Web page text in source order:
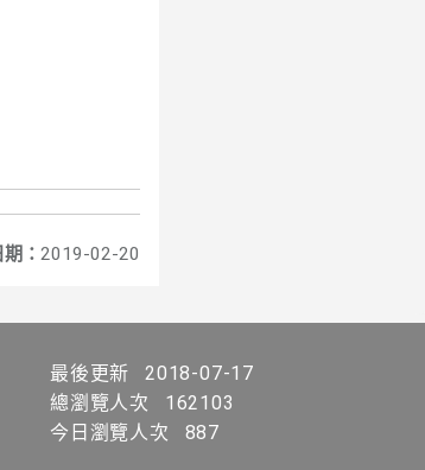
： 2019-02-20
最後更新
2018-07-17
總瀏覽人次
162103
今日瀏覽人次
887